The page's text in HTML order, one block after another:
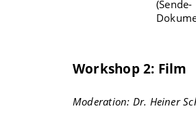
Workshop 2: Film
Moderation: Dr. Heiner